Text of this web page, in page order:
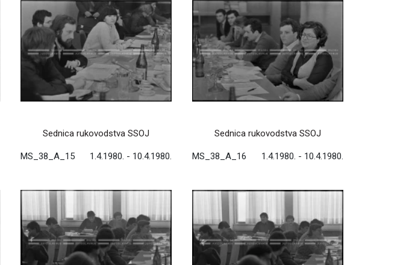
Sednica rukovodstva SSOJ
MS_38_A_15 1.4.1980. - 10.4.1980.
Sednica rukovodstva SSOJ
MS_38_A_16 1.4.1980. - 10.4.1980.